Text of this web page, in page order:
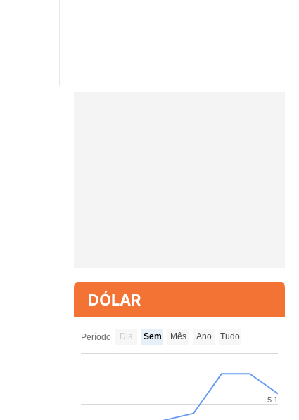
DÓLAR
Período Dia Sem Mês Ano Tudo
5.1